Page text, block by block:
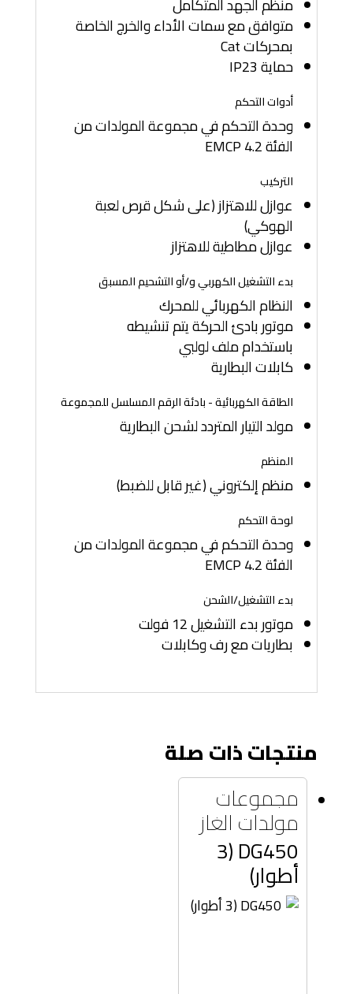
متوافق مع سمات الأداء والخرج الخاصة
بمحركات Cat
حماية IP23
أدوات التحكم
وحدة التحكم في مجموعة المولدات من
الفئة EMCP 4.2
التركيب
عوازل للاهتزاز (على شكل قرص لعبة
الهوكي)
عوازل مطاطية للاهتزاز
بدء التشغيل الكهربي و/أو التشحيم المسبق
النظام الكهربائي للمحرك
موتور بادئ الحركة يتم تنشيطه
باستخدام ملف لولبي
كابلات البطارية
الطاقة الكهربائية - بادئة الرقم المسلسل للمجموعة
مولد التيار المتردد لشحن البطارية
المنظم
منظم إلكتروني (غير قابل للضبط)
لوحة التحكم
وحدة التحكم في مجموعة المولدات من
الفئة EMCP 4.2
بدء التشغيل/الشحن
موتور بدء التشغيل 12 فولت
بطاريات مع رف وكابلات
منتجات ذات صلة
مجموعات
مولدات الغاز
DG450 (3
أطوار)